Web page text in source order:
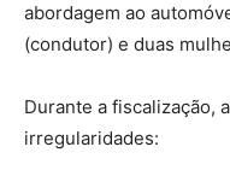
abordagem ao
(condutor) e duas
Durante a fiscalização,
irregularidades: